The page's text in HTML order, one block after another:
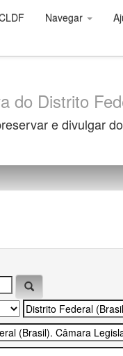
Navegar
do Distrito
e divulgar